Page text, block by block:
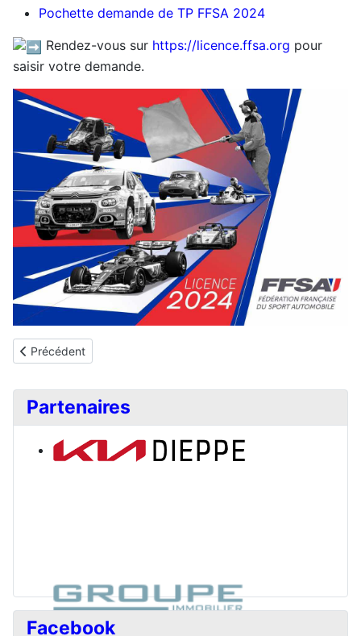
Pochette demande de TP FFSA 2024
Rendez-vous sur https://licence.ffsa.org pour
saisir votre demande.
Article précédent : Formation Copilote
Précédent
Partenaires
Facebook